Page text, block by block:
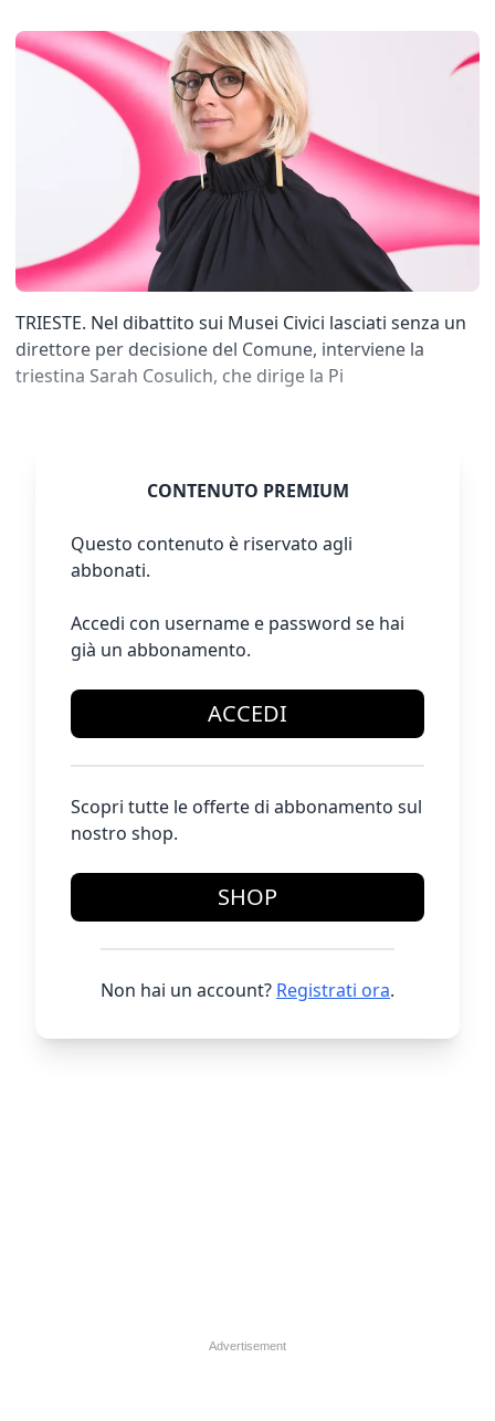
TRIESTE. Nel dibattito sui Musei Civici lasciati senza un
direttore per decisione del Comune, interviene la
triestina Sarah Cosulich, che dirige la Pi
CONTENUTO PREMIUM
Questo contenuto è riservato agli
abbonati.
Accedi con username e password se hai
già un abbonamento.
ACCEDI
Scopri tutte le offerte di abbonamento sul
nostro shop.
SHOP
Non hai un account? Registrati ora.